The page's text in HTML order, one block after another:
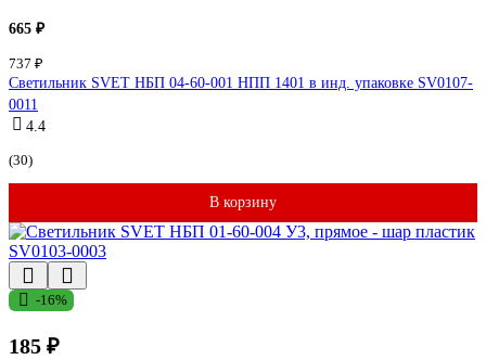
665 ₽
737 ₽
Светильник SVET НБП 04-60-001 НПП 1401 в инд. упаковке SV0107-
0011
4.4
(30)
В корзину
-16%
185 ₽